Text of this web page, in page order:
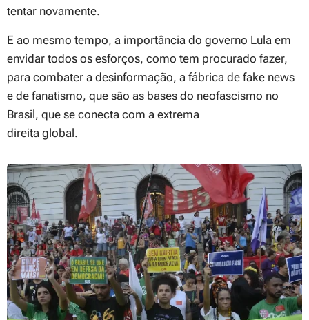
tentar novamente.
E ao mesmo tempo, a importância do governo Lula em
envidar todos os esforços, como tem procurado fazer,
para combater a desinformação, a fábrica de fake news
e de fanatismo, que são as bases do neofascismo no
Brasil, que se conecta com a extrema
direita global.